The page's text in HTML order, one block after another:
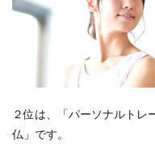
２位は、「パーソナルトレ
仏」です。